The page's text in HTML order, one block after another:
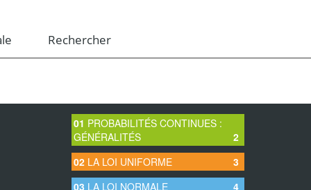
Rechercher
01 PROBABILITÉS CONTINUES :
GÉNÉRALITÉS
2
02LA LOI UNIFORME
3
03 LA LOI NORMALE
4